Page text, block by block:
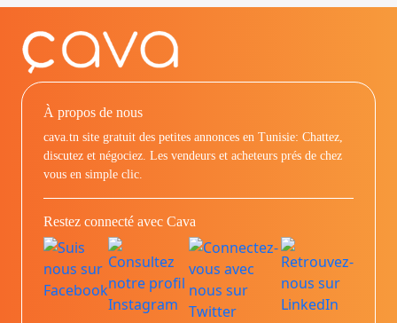
À propos de nous
cava.tn site gratuit des petites annonces en Tunisie: Chattez,
discutez et négociez. Les vendeurs et acheteurs prés de chez
vous en simple clic.
Restez connecté avec Cava